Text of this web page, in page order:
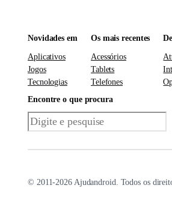
Novidades em
Aplicativos
Jogos
Tecnologias
Os mais recentes
Acessórios
Tablets
Telefones
Encontre o que procura
Pesquisar
© 2011-2026 Ajudandroid. Todos os